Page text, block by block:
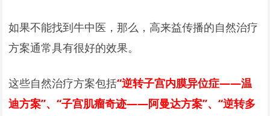
如果不能找到牛中医，那么，高来益传播的自然治疗
方案通常具有很好的效果。
这些自然治疗方案包括“逆转子宫内膜异位症——温
迪方案”、“子宫肌瘤奇迹——阿曼达方案”、“逆转多